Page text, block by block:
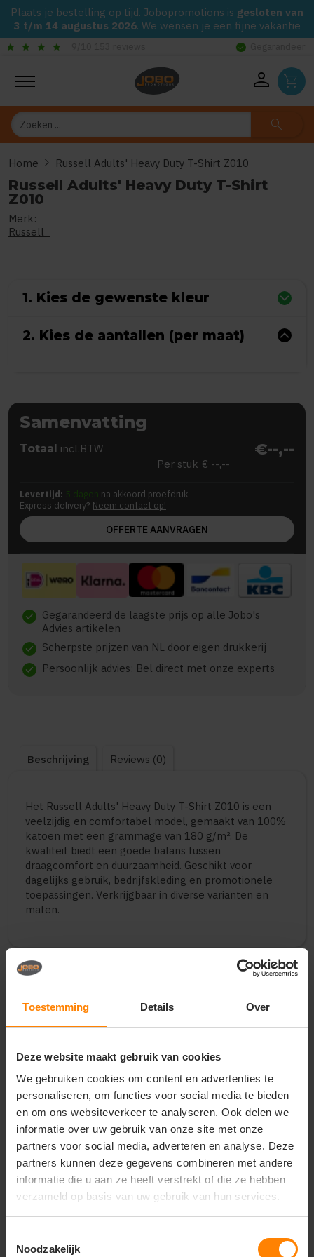
Toestemming Details Over
Deze website maakt gebruik van cookies
We gebruiken cookies om content en advertenties te
personaliseren, om functies voor social media te bieden
en om ons websiteverkeer te analyseren. Ook delen we
informatie over uw gebruik van onze site met onze
partners voor social media, adverteren en analyse. Deze
partners kunnen deze gegevens combineren met andere
informatie die u aan ze heeft verstrekt of die ze hebben
verzameld op basis van uw gebruik van hun services.
Noodzakelijk
Plaats je bestelling op tijd. Jobopromotions is gesloten van
3 t/m 14 augustus 2026. We wensen je een fijne vakantie
check_circle Gegarandeerd de laagste prijs op alle Jobo's Advies artikelen
person shopping_cart
Zoeken search
Home chevron_right Russell Adults' Heavy Duty T-Shirt Z010
Russell Adults' Heavy Duty T-Shirt
Z010
Merk:
Russell
1. Kies de gewenste kleur
2. Kies de aantallen (per maat)
Samenvatting
Totaal incl.BTW €--,--
Per stuk € --,--
Levertijd: 5 dagen na akkoord proefdruk
Express delivery? Neem contact op!
OFFERTE AANVRAGEN
check Gegarandeerd de laagste prijs op alle Jobo's
Advies artikelen
check Scherpste prijzen van NL door eigen drukkerij
check Persoonlijk advies: Bel direct met onze experts
Beschrijving Reviews (0)
Het Russell Adults' Heavy Duty T-Shirt Z010 is een
veelzijdig en comfortabel model, gemaakt van 100%
katoen met een grammage van 180 g/m². De
kwaliteit biedt een goede balans tussen
draagcomfort en duurzaamheid. Geschikt voor
dagelijks gebruik, bedrijfskleding en promotionele
toepassingen. Verkrijgbaar in diverse varianten en
maten.
Vragen? Neem contact
klantenservice
mail info@jobopromotions.nl
store
Bezoek onze showroom:
Provincialeweg 59 - Velddriel
Dit vind je misschien ook leuk
Items van productcarrousel